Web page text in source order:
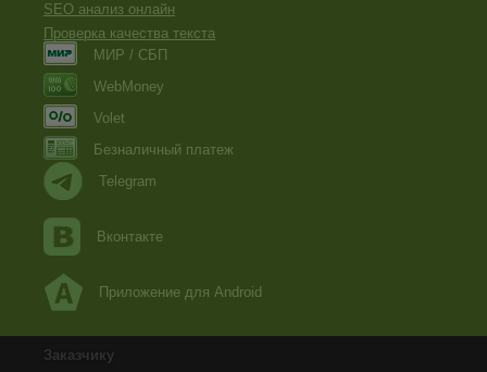
SEO анализ онлайн
Проверка качества текста
МИР / СБП
WebMoney
Volet
Безналичный платеж
Telegram
Вконтакте
Приложение для Android
Заказчику